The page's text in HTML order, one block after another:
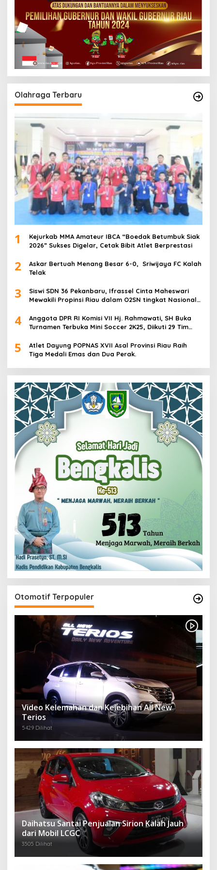
Olahraga Terbaru
1
Kejurkab MMA Amateur IBCA “Boedak Betumbuk Siak
2026” Sukses Digelar, Cetak Bibit Atlet Berprestasi
2
Askar Bertuah Menang Besar 6-0, Sriwijaya FC Kalah
Telak
3
Siswi SDN 36 Pekanbaru, Ifrassel Cinta Maheswari
Mewakili Propinsi Riau dalam O2SN tingkat Nasional
4
Anggota DPR RI Komisi VII Hj. Rahmawati, SH Buka
Turnamen Terbuka Mini Soccer 2K25, Diikuti 29 Tim
5
Atlet Dayung POPNAS XVII Asal Provinsi Riau Raih
Tiga Medali Emas dan Dua Perak.
Otomotif Terpopuler
Video Kelemahan dan Kelebihan All New
Terios
5429 Dilihat
Daihatsu Santai Penjualan Sirion Kalah Jauh
dari Mobil LCGC
3505 Dilihat